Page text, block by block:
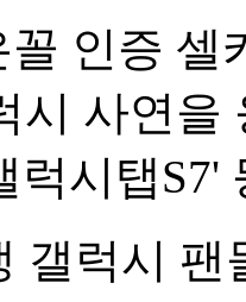
인증 셀
시 사연을
럭시탭
갤럭시